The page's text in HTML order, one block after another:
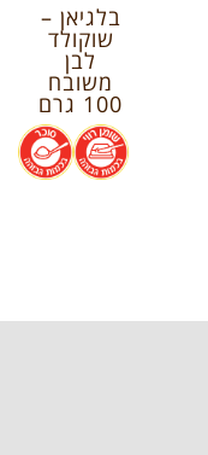
בלגיאן –
שוקולד
לבן
משובח
100 גרם
.
.